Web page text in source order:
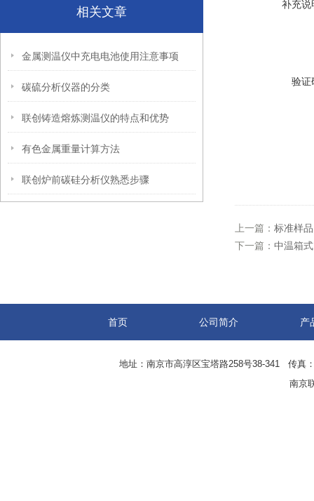
相关文章
金属测温仪中充电电池使用注意事项
碳硫分析仪器的分类
联创铸造熔炼测温仪的特点和优势
有色金属重量计算方法
联创炉前碳硅分析仪熟悉步骤
补充说
验证
上一篇： 标准样
下一篇： 中温箱
首页 公司简介 产
地址：南京市高淳区宝塔路258号38-341 传真
南京